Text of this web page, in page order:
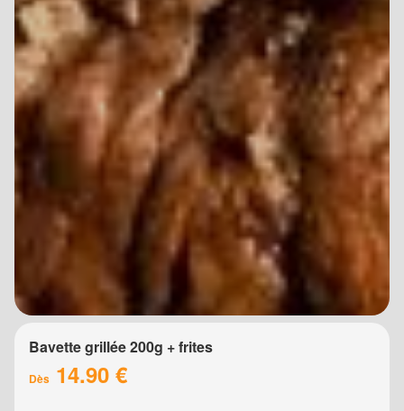
Bavette grillée 200g + frites
Dès 14.90 €